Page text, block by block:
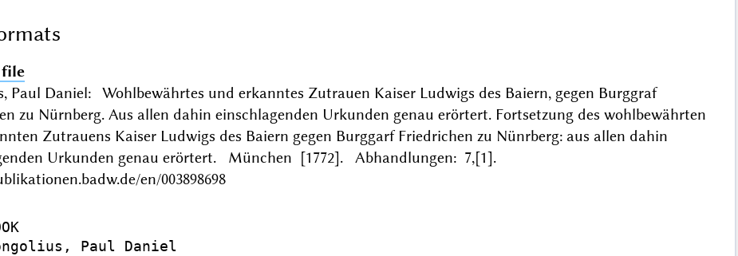
file
Paul Daniel: Wohlbewährtes und erkanntes Zutrauen Kaiser Ludwigs des Baiern, gegen Burggraf
zu Nürnberg. Aus allen dahin einschlagenden Urkunden genau erörtert. Fortsetzung des wohlbewährten
Zutrauens Kaiser Ludwigs des Baiern gegen Burggarf Friedrichen zu Nünrberg: aus allen dahin
Urkunden genau erörtert. München [1772]. Abhandlungen: 7,[1].
en/003898698
Paul Daniel